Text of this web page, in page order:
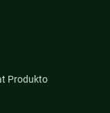
Produkto